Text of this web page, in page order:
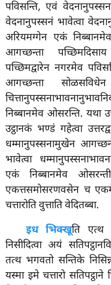
पविसन्ति, एवं
वेदनानुपस्सनं भावेत्वा
अरियमग्गेन एकं
आगच्छन्ता
पच्छिमद्वारेन नगरमेव
आगच्छन्ता सोळसविधेन
निब्बानमेव ओसरन्ति. यथा
उट्ठानकं भण्डं गहेत्वा
धम्मानुपस्सनामुखेन
भावेत्वा
एकं निब्बानमेव
एकत्तसमोसरणवसेन च
चत्तारोति वुत्ताति वेदितब्बा.
इध भिक्खूति एत्थ
निसीदित्वा अयं
तत्थ भगवतो सन्तिके
यस्मा इमे चत्तारो